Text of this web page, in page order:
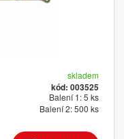
skladem
kód: 003525
Balení 1: 5 ks
Balení 2: 500 ks